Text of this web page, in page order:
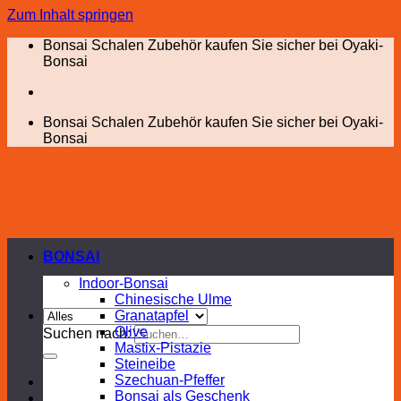
Zum Inhalt springen
Bonsai Schalen Zubehör kaufen Sie sicher bei Oyaki-
Bonsai
Bonsai Schalen Zubehör kaufen Sie sicher bei Oyaki-
Bonsai
Suchen nach:
BONSAI
Indoor-Bonsai
Chinesische Ulme
Granatapfel
Olive
Mastix-Pistazie
Steineibe
Szechuan-Pfeffer
Bonsai als Geschenk